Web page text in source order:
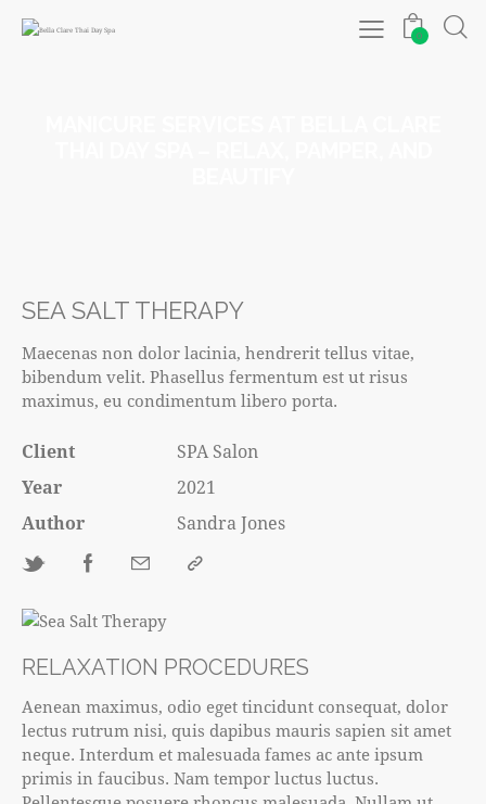
0
SEA SALT THERAPY
Maecenas non dolor lacinia, hendrerit tellus vitae,
bibendum velit. Phasellus fermentum est ut risus
maximus, eu condimentum libero porta.
Client
SPA Salon
Year
2021
Author
Sandra Jones
RELAXATION PROCEDURES
Aenean maximus, odio eget tincidunt consequat, dolor
lectus rutrum nisi, quis dapibus mauris sapien sit amet
neque. Interdum et malesuada fames ac ante ipsum
primis in faucibus. Nam tempor luctus luctus.